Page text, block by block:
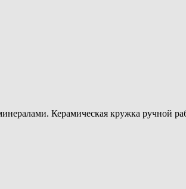
Керамическая кружка ручной